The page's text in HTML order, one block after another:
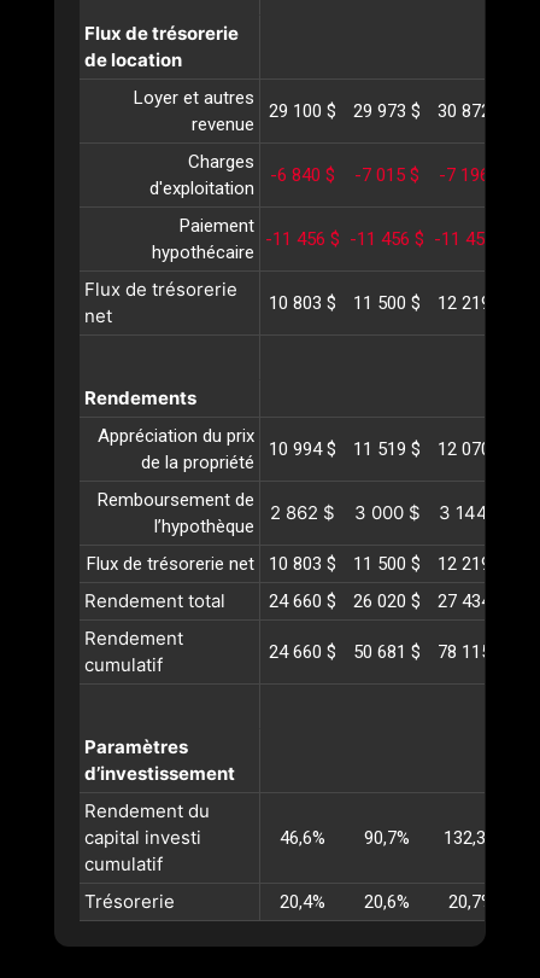
Flux de trésorerie
de location
Loyer et autres
revenue
29 100 $ 29 973 $ 30 872 $
Charges
d'exploitation
-6 840 $ -7 015 $ -7 196 $
Paiement
hypothécaire
-11 456 $ -11 456 $ -11 456 $
Flux de trésorerie
net
10 803 $ 11 500 $ 12 219 $
Rendements
Appréciation du prix
de la propriété
10 994 $ 11 519 $ 12 070 $
Remboursement de
l’hypothèque
2 862 $ 3 000 $ 3 144 $
Flux de trésorerie net 10 803 $ 11 500 $ 12 219 $
Rendement total 24 660 $ 26 020 $ 27 434 $
Rendement
cumulatif
24 660 $ 50 681 $ 78 115 $
Paramètres
d’investissement
Rendement du
capital investi
cumulatif
46,6% 90,7% 132,3%
Trésorerie 20,4% 20,6% 20,7%